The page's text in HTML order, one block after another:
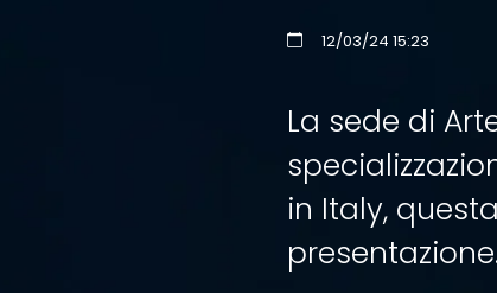
12/03/24 15:23
La sede di
in Italy,